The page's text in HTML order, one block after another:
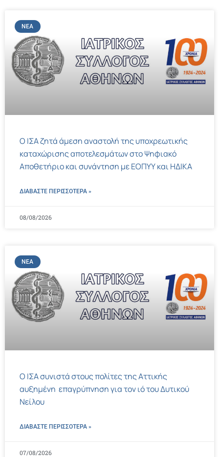
ΝΈΑ
Ο ΙΣΑ ζητά άμεση αναστολή της υποχρεωτικής
καταχώρισης αποτελεσμάτων στο Ψηφιακό
Αποθετήριο και συνάντηση με ΕΟΠΥΥ και ΗΔΙΚΑ
ΔΙΑΒΑΣΤΕ ΠΕΡΙΣΣΌΤΕΡΑ »
08/08/2026
ΝΈΑ
Ο ΙΣΑ συνιστά στους πολίτες της Αττικής
αυξημένη επαγρύπνηση για τον ιό του Δυτικού
Νείλου
ΔΙΑΒΑΣΤΕ ΠΕΡΙΣΣΌΤΕΡΑ »
07/08/2026